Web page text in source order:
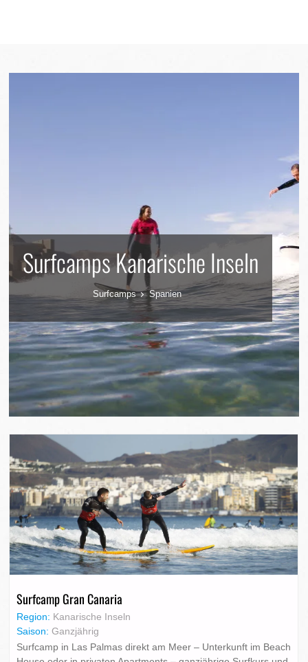
Surfcamps Kanarische Inseln
Surfcamps Spanien
Surfcamp Gran Canaria
Region: Kanarische Inseln
Saison: Ganzjährig
Surfcamp in Las Palmas direkt am Meer – Unterkunft im Beach